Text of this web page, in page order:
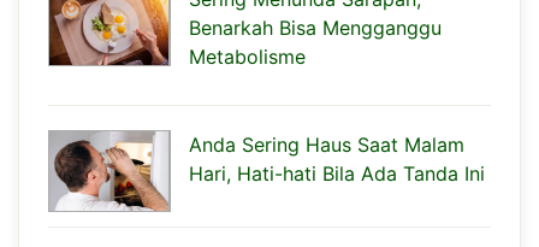
Benarkah Bisa Mengganggu
Metabolisme
Anda Sering Haus Saat Malam
Hari, Hati-hati Bila Ada Tanda Ini